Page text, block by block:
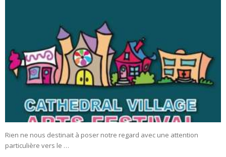
Rien ne nous destinait à poser notre regard avec une attention
particulière vers le …